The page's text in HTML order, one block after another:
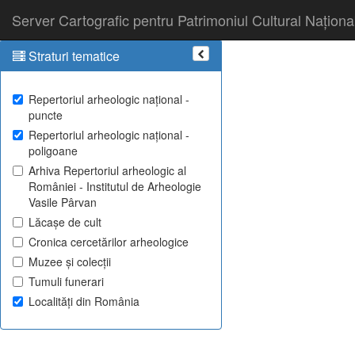
Server Cartografic pentru Patrimoniul Cultural
Straturi tematice
Repertoriul arheologic național -
puncte
Repertoriul arheologic național -
poligoane
Arhiva Repertoriul arheologic al
României - Institutul de Arheologie
Vasile Pârvan
Lăcașe de cult
Cronica cercetărilor arheologice
Muzee și colecții
Tumuli funerari
Localități din România